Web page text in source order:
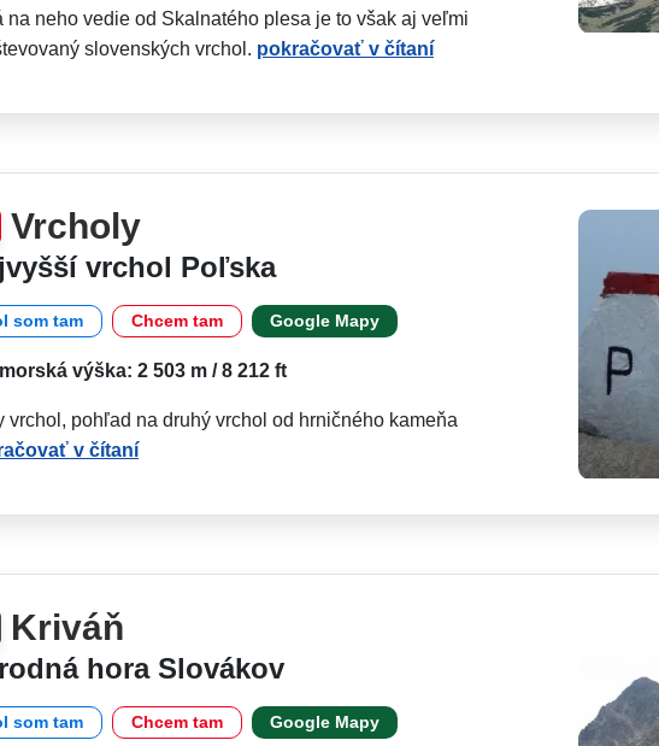
na neho vedie od Skalnatého plesa je to však aj veľmi
slovenských vrchol. pokračovať v čítaní
Vrcholy
vrchol Poľska
som tam Chcem tam Google Mapy
výška: 2 503 m / 8 212 ft
vrchol, pohľad na druhý vrchol od hrničného kameňa
v čítaní
Kriváň
hora Slovákov
som tam Chcem tam Google Mapy